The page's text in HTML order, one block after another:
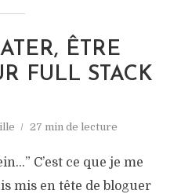
ÊTRE
FULL STACK
27 min de lecture
C’est ce que je me
mis en tête de bloguer